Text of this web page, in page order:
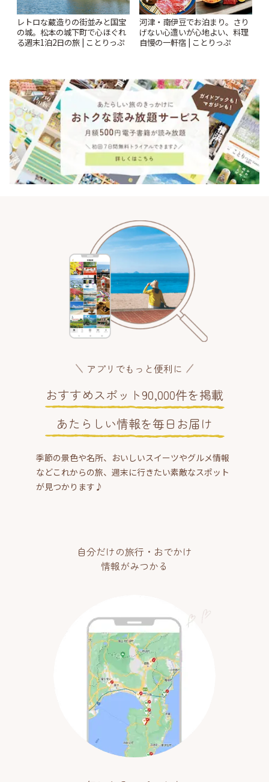
レトロな蔵造りの街並みと国宝
の城。松本の城下町で心ほぐれ
る週末1泊2日の旅 | ことりっぷ
河津・南伊豆でお泊まり。さり
げない心遣いが心地よい、料理
自慢の一軒宿 | ことりっぷ
アプリでもっと便利に
おすすめスポット90,000件を掲載
あたらしい情報を毎日お届け
季節の景色や名所、おいしいスイーツやグルメ情報
などこれからの旅、週末に行きたい素敵なスポット
が見つかります♪
自分だけの旅行・おでかけ
情報がみつかる